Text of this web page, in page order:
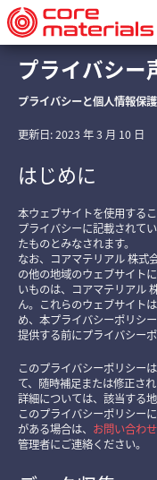
プライバシー
プライバシーと個人情報保
更新日: 2023 年 3 月 10 日
はじめに
本ウェブサイトを使用する
プライバシーに記載されて
たものとみなされます。
なお、コアマテリアル 株式
の他の地域のウェブサイト
いものは、コアマテリアル
ん。これらのウェブサイト
め、本プライバシーポリシ
提供する前にプライバシー
このプライバシーポリシー
て、随時補足または修正さ
詳細については、該当する
このプライバシーポリシー
がある場合は、 お問い合わせ
管理者にご連絡ください。